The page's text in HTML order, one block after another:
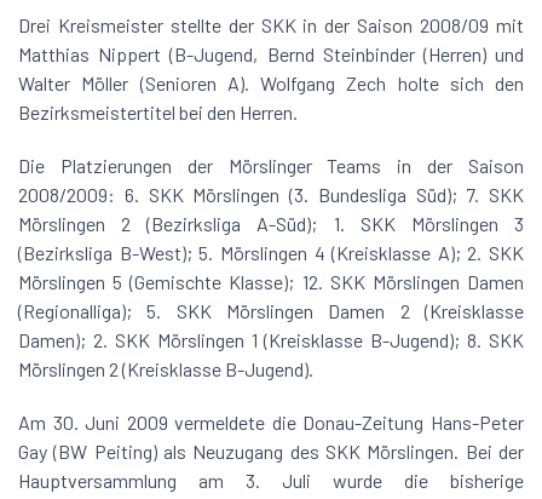
Drei Kreismeister stellte der SKK in der Saison 2008/09 mit
Matthias Nippert (B-Jugend, Bernd Steinbinder (Herren) und
Walter Möller (Senioren A). Wolfgang Zech holte sich den
Bezirksmeistertitel bei den Herren.
Die Platzierungen der Mörslinger Teams in der Saison
2008/2009: 6. SKK Mörslingen (3. Bundesliga Süd); 7. SKK
Mörslingen 2 (Bezirksliga A-Süd); 1. SKK Mörslingen 3
(Bezirksliga B-West); 5. Mörslingen 4 (Kreisklasse A); 2. SKK
Mörslingen 5 (Gemischte Klasse); 12. SKK Mörslingen Damen
(Regionalliga); 5. SKK Mörslingen Damen 2 (Kreisklasse
Damen); 2. SKK Mörslingen 1 (Kreisklasse B-Jugend); 8. SKK
Mörslingen 2 (Kreisklasse B-Jugend).
Am 30. Juni 2009 vermeldete die Donau-Zeitung Hans-Peter
Gay (BW Peiting) als Neuzugang des SKK Mörslingen. Bei der
Hauptversammlung am 3. Juli wurde die bisherige